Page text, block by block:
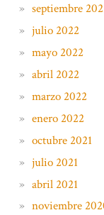
septiembre
julio 2022
mayo 2022
abril 2022
marzo 2022
enero 2022
octubre 2021
julio 2021
abril 2021
noviembre